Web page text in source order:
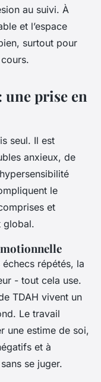
au suivi. À
et l’espace
surtout pour
prise en
seul. Il est
anxieux, de
le
et
global.
répétés, la
- tout cela use.
TDAH vivent un
Le travail
une estime de soi,
et à
se juger.